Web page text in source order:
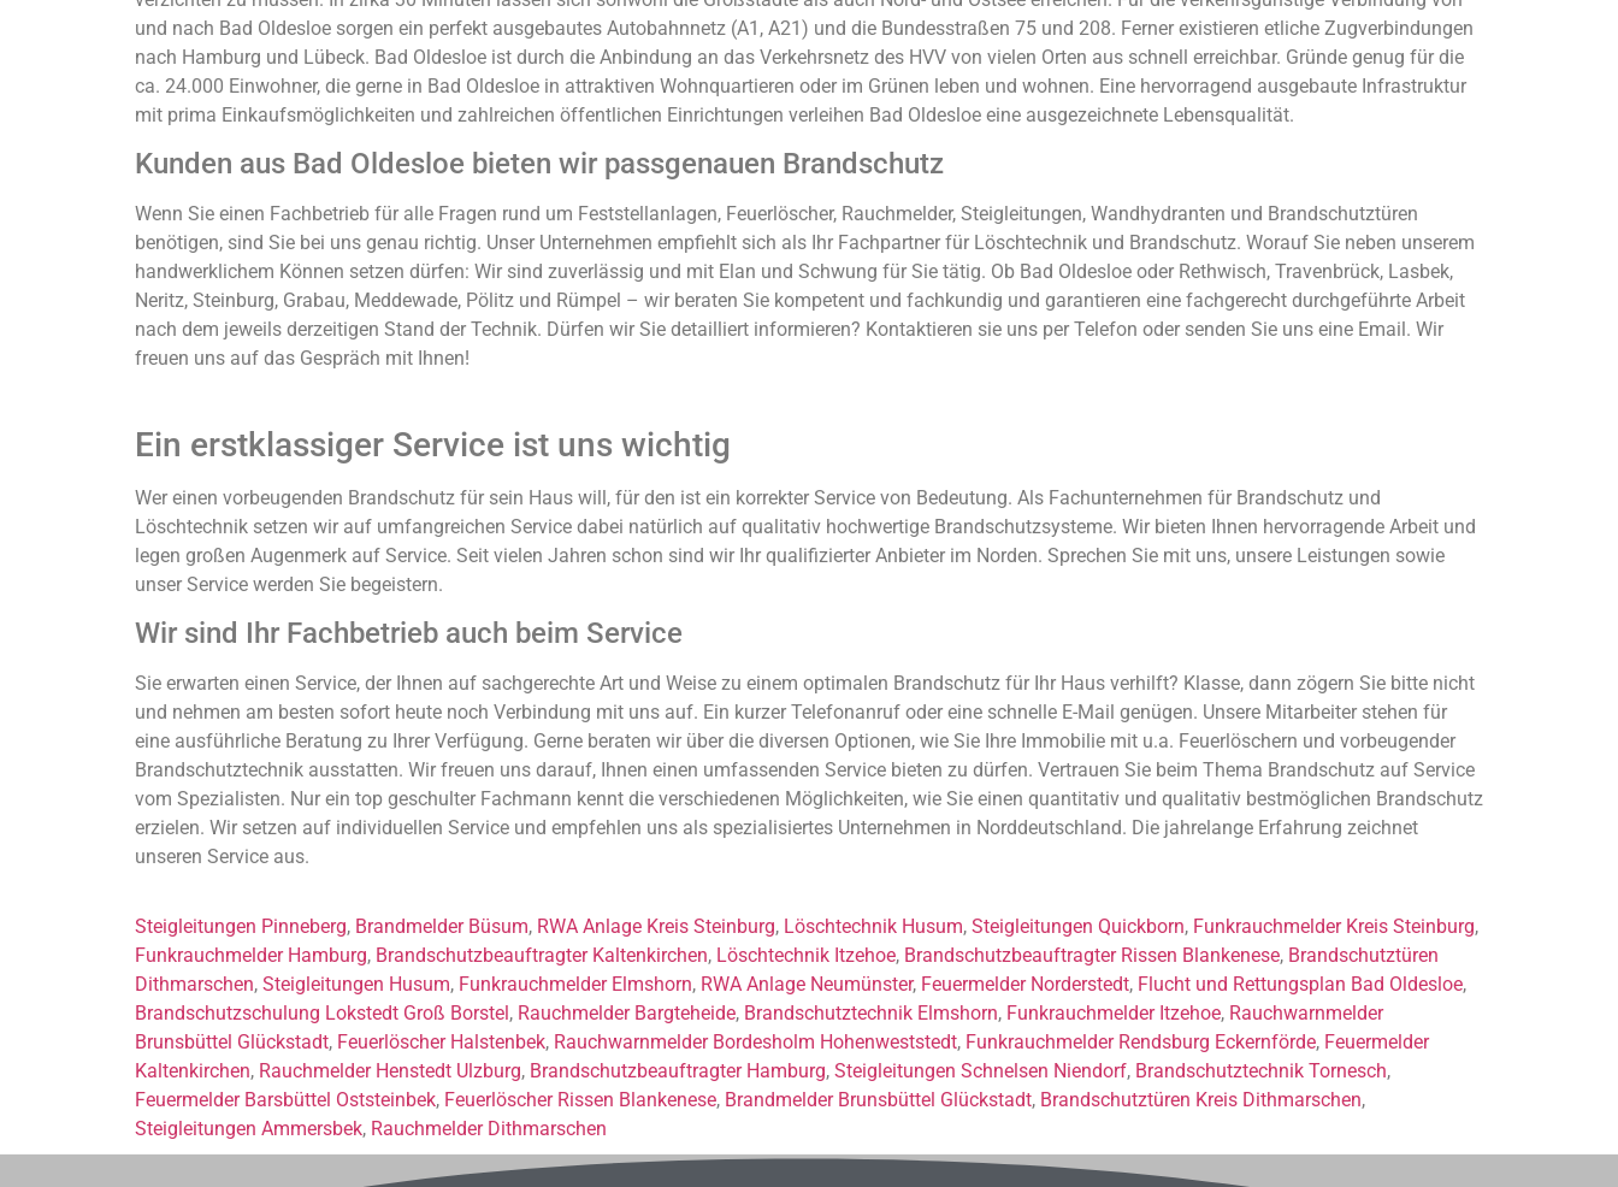
und nach Bad Oldesloe sorgen ein perfekt ausgebautes Autobahnnetz (A1, A21) und die Bundesstraßen 75 und 208. Ferner existieren etliche Zugverbindungen
nach Hamburg und Lübeck. Bad Oldesloe ist durch die Anbindung an das Verkehrsnetz des HVV von vielen Orten aus schnell erreichbar. Gründe genug für die
ca. 24.000 Einwohner, die gerne in Bad Oldesloe in attraktiven Wohnquartieren oder im Grünen leben und wohnen. Eine hervorragend ausgebaute Infrastruktur
mit prima Einkaufsmöglichkeiten und zahlreichen öffentlichen Einrichtungen verleihen Bad Oldesloe eine ausgezeichnete Lebensqualität.
Kunden aus Bad Oldesloe bieten wir passgenauen Brandschutz
Wenn Sie einen Fachbetrieb für alle Fragen rund um Feststellanlagen, Feuerlöscher, Rauchmelder, Steigleitungen, Wandhydranten und Brandschutztüren
benötigen, sind Sie bei uns genau richtig. Unser Unternehmen empfiehlt sich als Ihr Fachpartner für Löschtechnik und Brandschutz. Worauf Sie neben unserem
handwerklichem Können setzen dürfen: Wir sind zuverlässig und mit Elan und Schwung für Sie tätig. Ob Bad Oldesloe oder Rethwisch, Travenbrück, Lasbek,
Neritz, Steinburg, Grabau, Meddewade, Pölitz und Rümpel – wir beraten Sie kompetent und fachkundig und garantieren eine fachgerecht durchgeführte Arbeit
nach dem jeweils derzeitigen Stand der Technik. Dürfen wir Sie detailliert informieren? Kontaktieren sie uns per Telefon oder senden Sie uns eine Email. Wir
freuen uns auf das Gespräch mit Ihnen!
Ein erstklassiger Service ist uns wichtig
Wer einen vorbeugenden Brandschutz für sein Haus will, für den ist ein korrekter Service von Bedeutung. Als Fachunternehmen für Brandschutz und
Löschtechnik setzen wir auf umfangreichen Service dabei natürlich auf qualitativ hochwertige Brandschutzsysteme. Wir bieten Ihnen hervorragende Arbeit und
legen großen Augenmerk auf Service. Seit vielen Jahren schon sind wir Ihr qualifizierter Anbieter im Norden. Sprechen Sie mit uns, unsere Leistungen sowie
unser Service werden Sie begeistern.
Wir sind Ihr Fachbetrieb auch beim Service
Sie erwarten einen Service, der Ihnen auf sachgerechte Art und Weise zu einem optimalen Brandschutz für Ihr Haus verhilft? Klasse, dann zögern Sie bitte nicht
und nehmen am besten sofort heute noch Verbindung mit uns auf. Ein kurzer Telefonanruf oder eine schnelle E-Mail genügen. Unsere Mitarbeiter stehen für
eine ausführliche Beratung zu Ihrer Verfügung. Gerne beraten wir über die diversen Optionen, wie Sie Ihre Immobilie mit u.a. Feuerlöschern und vorbeugender
Brandschutztechnik ausstatten. Wir freuen uns darauf, Ihnen einen umfassenden Service bieten zu dürfen. Vertrauen Sie beim Thema Brandschutz auf Service
vom Spezialisten. Nur ein top geschulter Fachmann kennt die verschiedenen Möglichkeiten, wie Sie einen quantitativ und qualitativ bestmöglichen Brandschutz
erzielen. Wir setzen auf individuellen Service und empfehlen uns als spezialisiertes Unternehmen in Norddeutschland. Die jahrelange Erfahrung zeichnet
unseren Service aus.
Steigleitungen Pinneberg, Brandmelder Büsum, RWA Anlage Kreis Steinburg, Löschtechnik Husum, Steigleitungen Quickborn, Funkrauchmelder Kreis Steinburg,
Funkrauchmelder Hamburg, Brandschutzbeauftragter Kaltenkirchen, Löschtechnik Itzehoe, Brandschutzbeauftragter Rissen Blankenese, Brandschutztüren
Dithmarschen, Steigleitungen Husum, Funkrauchmelder Elmshorn, RWA Anlage Neumünster, Feuermelder Norderstedt, Flucht und Rettungsplan Bad Oldesloe,
Brandschutzschulung Lokstedt Groß Borstel , Rauchmelder Bargteheide, Brandschutztechnik Elmshorn, Funkrauchmelder Itzehoe, Rauchwarnmelder
Brunsbüttel Glückstadt, Feuerlöscher Halstenbek, Rauchwarnmelder Bordesholm Hohenweststedt, Funkrauchmelder Rendsburg Eckernförde, Feuermelder
Kaltenkirchen, Rauchmelder Henstedt Ulzburg, Brandschutzbeauftragter Hamburg, Steigleitungen Schnelsen Niendorf, Brandschutztechnik Tornesch,
Feuermelder Barsbüttel Oststeinbek, Feuerlöscher Rissen Blankenese, Brandmelder Brunsbüttel Glückstadt, Brandschutztüren Kreis Dithmarschen,
Steigleitungen Ammersbek, Rauchmelder Dithmarschen